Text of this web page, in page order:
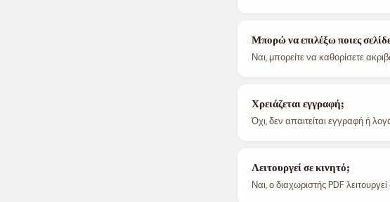
Μπορώ να επιλέξω ποιες
Ναι, μπορείτε να καθορίσετε
Χρειάζεται εγγραφή;
Όχι, δεν απαιτείται εγγραφή ή
Λειτουργεί σε κινητό;
Ναι, ο διαχωριστής PDF